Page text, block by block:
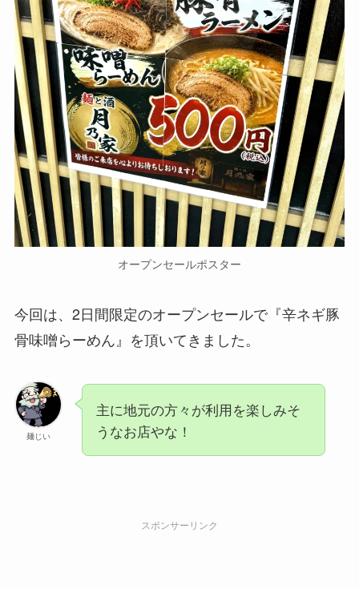
オープンセールポスター
今回は、2日間限定のオープンセールで『辛ネギ豚
骨味噌らーめん』を頂いてきました。
麺じい
主に地元の方々が利用を楽しみそ
うなお店やな！
スポンサーリンク